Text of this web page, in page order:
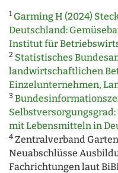
1 Garming H (2024)
Deutschland:
Institut für
2 Statistisches
landwirtschaftlichen
Einzelunternehmen,
3
mit Lebensmitteln in
4 Zentralverband
Neuabschlüsse
Fachrichtungen laut